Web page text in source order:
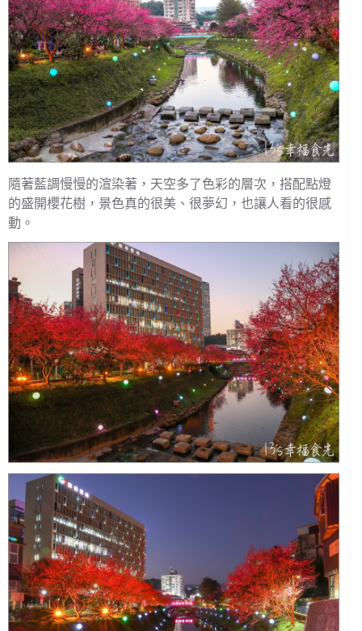
隨著藍調慢慢的渲染著，天空多了色彩的層次，搭配點燈
的盛開櫻花樹，景色真的很美、很夢幻，也讓人看的很感
動。